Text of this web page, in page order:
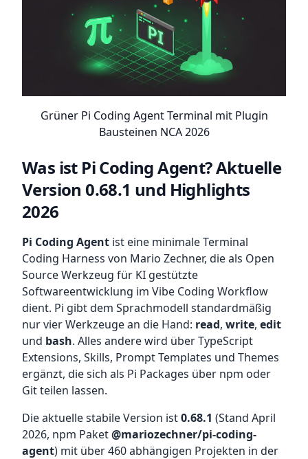
Grüner Pi Coding Agent Terminal mit Plugin
Bausteinen NCA 2026
Was ist Pi Coding Agent? Aktuelle
Version 0.68.1 und Highlights
2026
Pi Coding Agent ist eine minimale Terminal
Coding Harness von Mario Zechner, die als Open
Source Werkzeug für KI gestützte
Softwareentwicklung im Vibe Coding Workflow
dient. Pi gibt dem Sprachmodell standardmäßig
nur vier Werkzeuge an die Hand: read, write, edit
und bash. Alles andere wird über TypeScript
Extensions, Skills, Prompt Templates und Themes
ergänzt, die sich als Pi Packages über npm oder
Git teilen lassen.
Die aktuelle stabile Version ist0.68.1 (Stand April
2026, npm Paket@mariozechner/pi-coding-
agent) mit über 460 abhängigen Projekten in der